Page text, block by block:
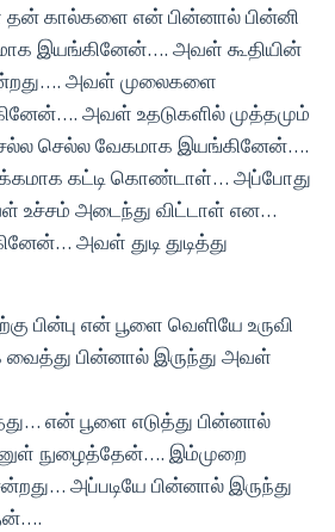
கால்களை என் பின்னால் பின்னி
இயங்கினேன்…. அவள் கூதியின்
அவள் முலைகளை
அவள் உதடுகளில் முத்தமும்
செல்ல வேகமாக இயங்கினேன்….
கட்டி கொண்டாள்… அப்போது
அடைந்து விட்டாள் என…
அவள் துடி துடித்து
பின்பு என் பூளை வெளியே உருவி
வைத்து பின்னால் இருந்து அவள்
என் பூளை எடுத்து பின்னால்
நுழைத்தேன்…. இம்முறை
அப்படியே பின்னால் இருந்து